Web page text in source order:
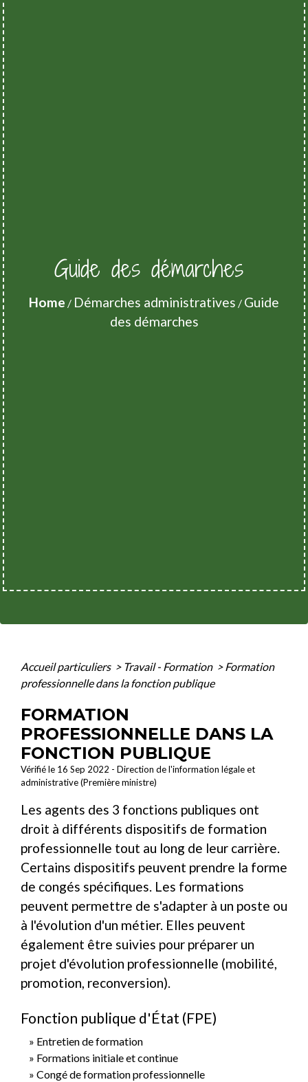
Guide des démarches
Home / Démarches administratives / Guide
des démarches
Accueil particuliers > Travail - Formation > Formation
professionnelle dans la fonction publique
FORMATION
PROFESSIONNELLE DANS LA
FONCTION PUBLIQUE
Vérifié le 16 Sep 2022 - Direction de l'information légale et
administrative (Première ministre)
Les agents des 3 fonctions publiques ont
droit à différents dispositifs de formation
professionnelle tout au long de leur carrière.
Certains dispositifs peuvent prendre la forme
de congés spécifiques. Les formations
peuvent permettre de s'adapter à un poste ou
à l'évolution d'un métier. Elles peuvent
également être suivies pour préparer un
projet d'évolution professionnelle (mobilité,
promotion, reconversion).
Fonction publique d'État (FPE)
Entretien de formation
Formations initiale et continue
Congé de formation professionnelle